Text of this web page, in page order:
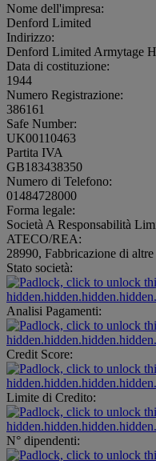
Nome dell'impresa:
Denford Limited
Indirizzo:
Denford Limited Armytage
Data di costituzione:
1944
Numero Registrazione:
386161
Safe Number:
UK00110463
Partita IVA
GB183438350
Numero di Telefono:
01484728000
Forma legale:
Società A Responsabilità
ATECO/REA:
28990, Fabbricazione di
Stato società:
Analisi Pagamenti:
Credit Score:
Limite di Credito:
N° dipendenti: